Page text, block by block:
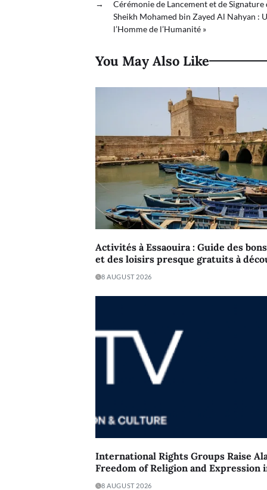
→
Cérémonie de Lancement et de Signature
Sheikh Mohamed bin Zayed Al Nahyan :
l’Homme de l’Humanité »
You May Also Like
Activités à Essaouira : Guide des
et des loisirs presque gratuits à
8 AUGUST 2026
International Rights Groups Raise
Freedom of Religion and Expression
8 AUGUST 2026